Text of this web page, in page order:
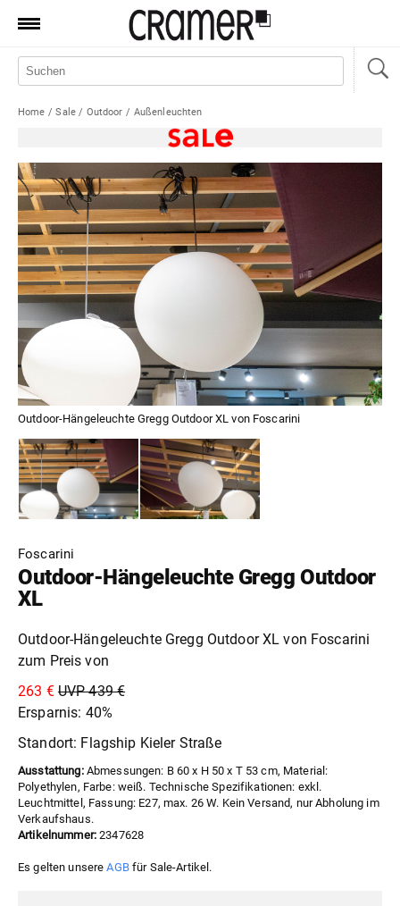
Produkte
Aktionen
News
Sale
Standorte
Service
Jobs
Shop
Home /Sale / Outdoor / Außenleuchten
Outdoor-Hängeleuchte Gregg Outdoor XL von Foscarini
Foscarini
Outdoor-Hängeleuchte Gregg Outdoor
XL
Outdoor-Hängeleuchte Gregg Outdoor XL von Foscarini
zum Preis von
263 € UVP 439 €
Ersparnis: 40%
Standort: Flagship Kieler Straße
Ausstattung:Abmessungen: B 60 x H 50 x T 53 cm, Material:
Polyethylen, Farbe: weiß. Technische Spezifikationen: exkl.
Leuchtmittel, Fassung: E27, max. 26 W. Kein Versand, nur Abholung im
Verkaufshaus.
Artikelnummer: 2347628
Es gelten unsereAGBfür Sale-Artikel.